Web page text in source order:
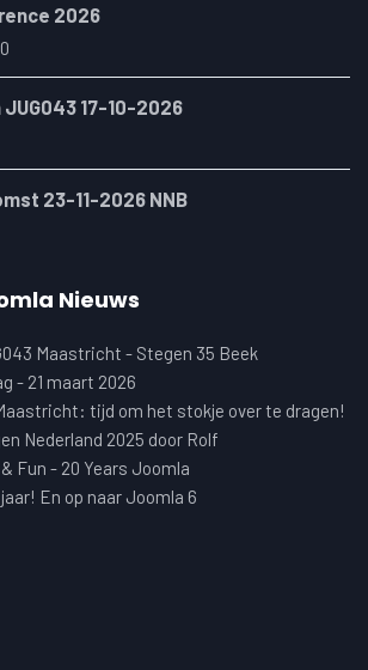
2026
JUG043 17-10-2026
23-11-2026 NNB
Nieuws
Maastricht - Stegen 35 Beek
- 21 maart 2026
tijd om het stokje over te dragen!
Nederland 2025 door Rolf
Fun - 20 Years Joomla
En op naar Joomla 6